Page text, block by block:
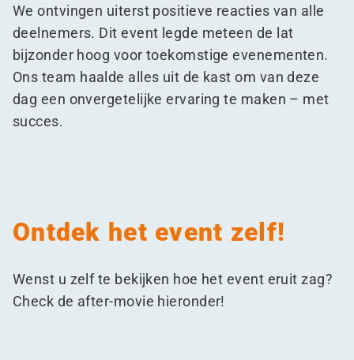
We ontvingen uiterst positieve reacties van alle
deelnemers. Dit event legde meteen de lat
bijzonder hoog voor toekomstige evenementen.
Ons team haalde alles uit de kast om van deze
dag een onvergetelijke ervaring te maken – met
succes.
Ontdek het event zelf!
Wenst u zelf te bekijken hoe het event eruit zag?
Check de after-movie hieronder!